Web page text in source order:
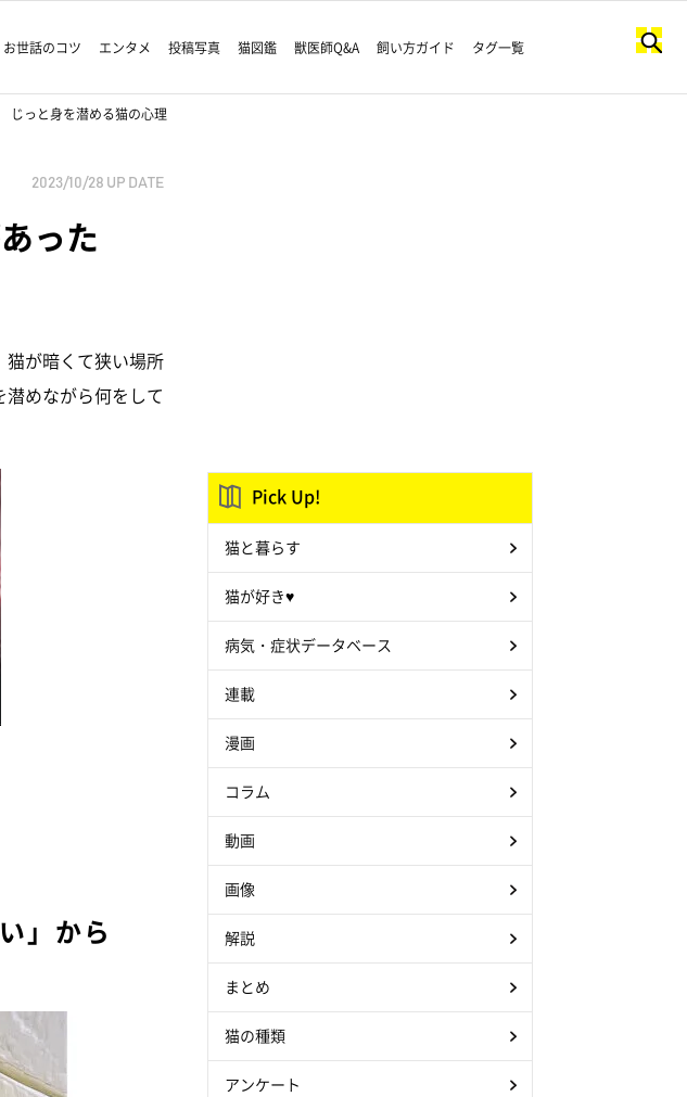
お世話のコツ エンタメ 投稿写真 猫図鑑 獣医師Q&A 飼い方ガイド タグ一覧
っと身を潜める猫の心理
2023/10/28 UP DATE
あった
が暗くて狭い場所
めながら何をして
」から
Pick Up!
猫と暮らす
猫が好き♥
病気・症状データベース
連載
漫画
コラム
動画
画像
解説
まとめ
猫の種類
アンケート